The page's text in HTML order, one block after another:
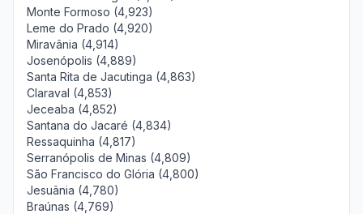
Monte Formoso (4,923)
Leme do Prado (4,920)
Miravânia (4,914)
Josenópolis (4,889)
Santa Rita de Jacutinga (4,863)
Claraval (4,853)
Jeceaba (4,852)
Santana do Jacaré (4,834)
Ressaquinha (4,817)
Serranópolis de Minas (4,809)
São Francisco do Glória (4,800)
Jesuânia (4,780)
Braúnas (4,769)